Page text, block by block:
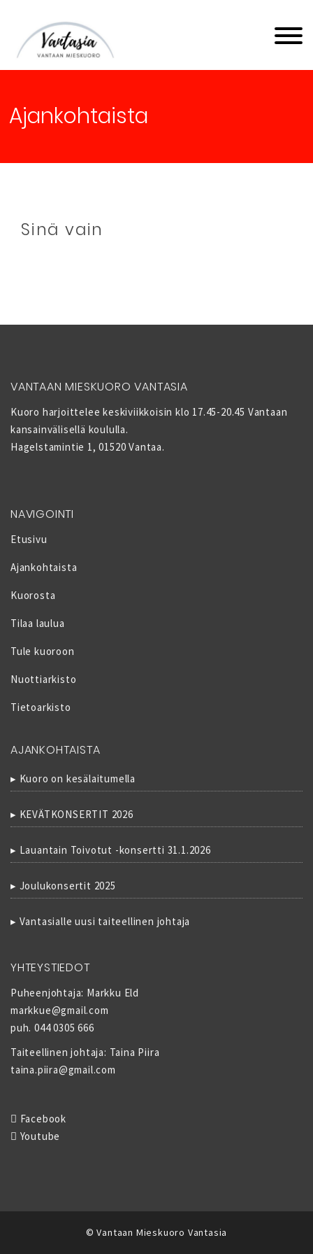
Vantaan Mieskuoro
Ajankohtaista
Sinä vain
VANTAAN MIESKUORO VANTASIA
Kuoro harjoittelee keskiviikkoisin klo 17.45-20.45 Vantaan
kansainvälisellä koululla.
Hagelstamintie 1, 01520 Vantaa.
NAVIGOINTI
Etusivu
Ajankohtaista
Kuorosta
Tilaa laulua
Tule kuoroon
Nuottiarkisto
Tietoarkisto
AJANKOHTAISTA
Kuoro on kesälaitumella
KEVÄTKONSERTIT 2026
Lauantain Toivotut -konsertti 31.1.2026
Joulukonsertit 2025
Vantasialle uusi taiteellinen johtaja
YHTEYSTIEDOT
Puheenjohtaja: Markku Eld
markkue@gmail.com
puh. 044 0305 666
Taiteellinen johtaja: Taina Piira
taina.piira@gmail.com
Facebook
Youtube
© Vantaan Mieskuoro Vantasia